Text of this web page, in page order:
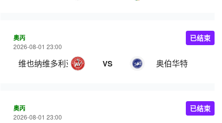
奥丙
2026-08-01 23:00
维也纳维多利亚 VS 奥伯华特
已结束
奥丙
2026-08-01 23:00
已结束